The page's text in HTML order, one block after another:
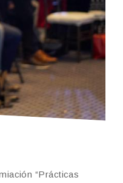
“Prácticas